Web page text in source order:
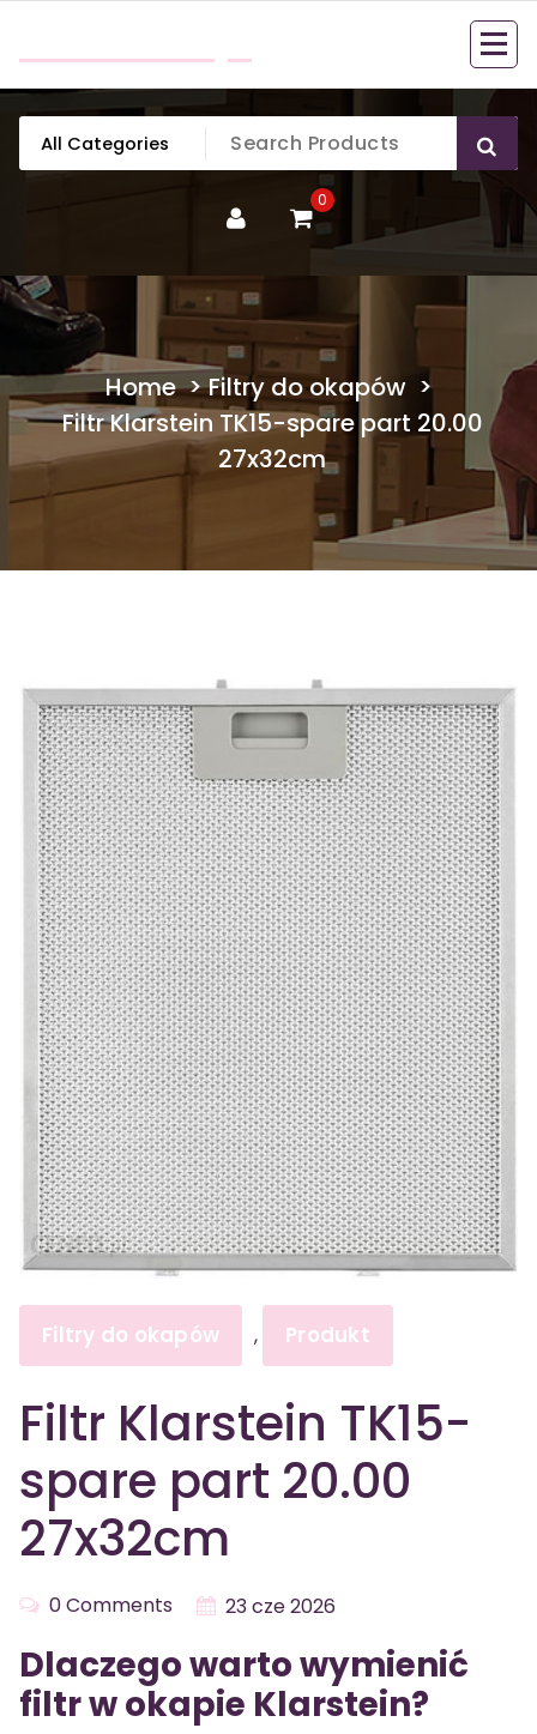
content
0
Home>Filtry do okapów >
Filtr Klarstein TK15-spare part 20.00
27x32cm
Filtry do okapów , Produkt
Filtr Klarstein TK15-
spare part 20.00
27x32cm
0 Comments 23 cze 2026
Dlaczego warto wymienić
filtr w okapie Klarstein?